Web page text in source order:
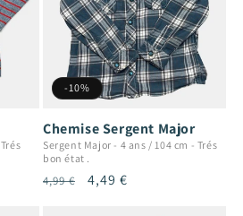
Trés
-10%
Chemise Sergent Major
Sergent Major - 4 ans / 104 cm - Trés
bon état .
Prix
4,99 €
Prix
4,49 €